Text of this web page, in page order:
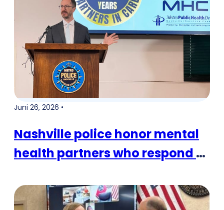
Juni 26, 2026 •
Nashville police honor mental
health partners who respond to